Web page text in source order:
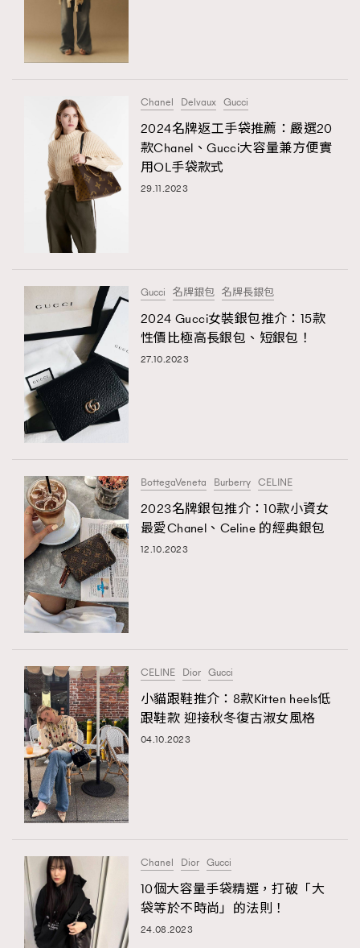
AFrenchMind
Chanel Delvaux Gucci
2024名牌返工手袋推薦：嚴選20
款Chanel、Gucci大容量兼方便實
用OL手袋款式
29.11.2023
Gucci 名牌銀包 名牌長銀包
2024 Gucci女裝銀包推介：15款
性價比極高長銀包、短銀包！
27.10.2023
BottegaVeneta Burberry CELINE
2023名牌銀包推介：10款小資女
最愛Chanel、Celine 的經典銀包
12.10.2023
CELINE Dior Gucci
小貓跟鞋推介：8款Kitten heels低
跟鞋款 迎接秋冬復古淑女風格
04.10.2023
Chanel Dior Gucci
10個大容量手袋精選，打破「大
袋等於不時尚」的法則！
24.08.2023